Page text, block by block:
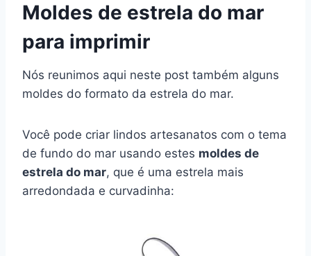
Moldes de estrela do mar
para imprimir
Nós reunimos aqui neste post também alguns
moldes do formato da estrela do mar.
Você pode criar lindos artesanatos com o tema
de fundo do mar usando estes moldes de
estrela do mar, que é uma estrela mais
arredondada e curvadinha: